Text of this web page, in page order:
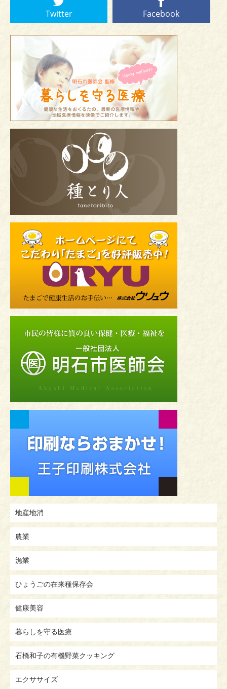
Twitter Facebook
地産地消
農業
漁業
ひょうごの在来種保存会
健康美容
暮らしを守る医療
石橋和子の有機野菜クッキング
エクササイズ